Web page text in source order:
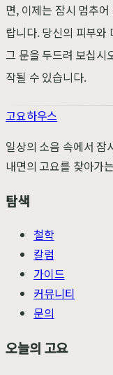
면, 이제는 잠시 멈추
랍니다. 당신의 피부와
그 문을 두드려 보십시
작될 수 있습니다.
고요하우스
일상의 소음 속에서 잠
내면의 고요를 찾아가
탐색
철학
칼럼
가이드
커뮤니티
문의
오늘의 고요